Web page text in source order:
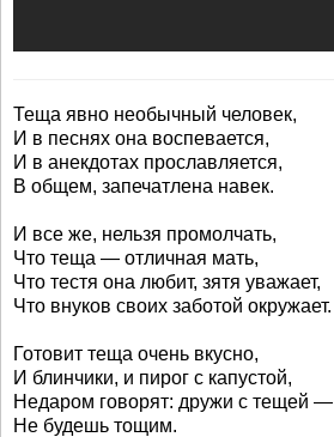
Теща явно необычный человек,
И в песнях она воспевается,
И в анекдотах прославляется,
В общем, запечатлена навек.
И все же, нельзя промолчать,
Что теща — отличная мать,
Что тестя она любит, зятя уважает,
Что внуков своих заботой окружает.
Готовит теща очень вкусно,
И блинчики, и пирог с капустой,
Недаром говорят: дружи с тещей —
Не будешь тощим.